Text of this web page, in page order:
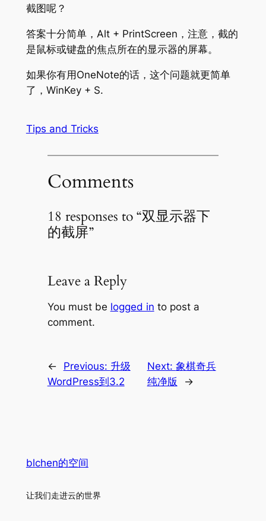
截图呢？
答案十分简单，Alt + PrintScreen，注意，截的
是鼠标或键盘的焦点所在的显示器的屏幕。
如果你有用OneNote的话，这个问题就更简单
了，WinKey + S.
Tips and Tricks
Comments
18 responses to “双显示器下
的截屏”
Leave a Reply
You must be logged in to post a
comment.
← Previous: 升级
WordPress到3.2
Next: 象棋奇兵
纯净版
→
blchen的空间
让我们走进云的世界